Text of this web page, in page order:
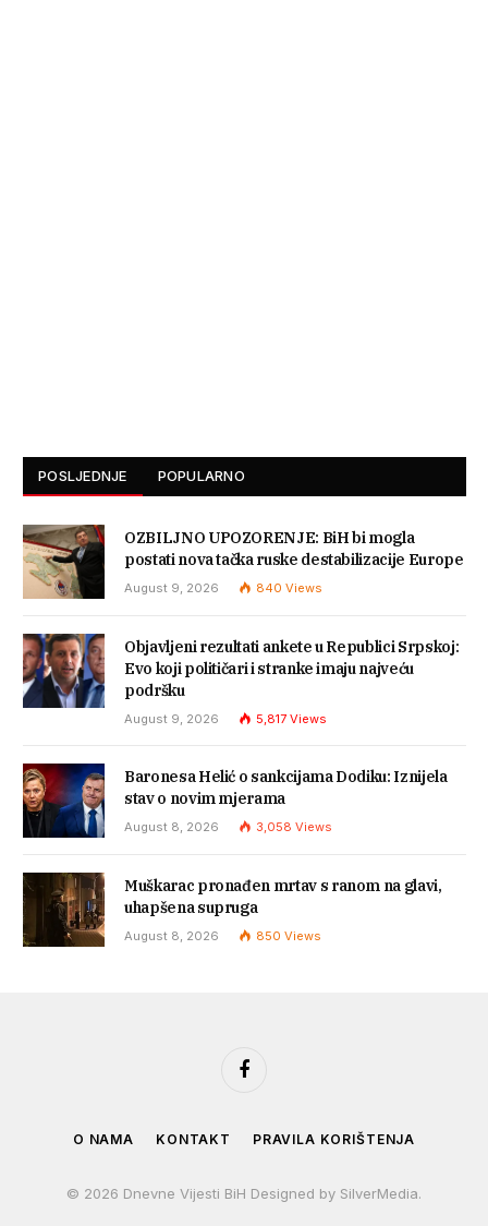
POSLJEDNJE POPULARNO
OZBILJNO UPOZORENJE: BiH bi mogla
postati nova tačka ruske destabilizacije Europe
August 9, 2026 840 Views
Objavljeni rezultati ankete u Republici Srpskoj:
Evo koji političari i stranke imaju najveću
podršku
August 9, 2026 5,817 Views
Baronesa Helić o sankcijama Dodiku: Iznijela
stav o novim mjerama
August 8, 2026 3,058 Views
Muškarac pronađen mrtav s ranom na glavi,
uhapšena supruga
August 8, 2026 850 Views
Facebook
O NAMA KONTAKT PRAVILA KORIŠTENJA
© 2026 Dnevne Vijesti BiH Designed by SilverMedia.